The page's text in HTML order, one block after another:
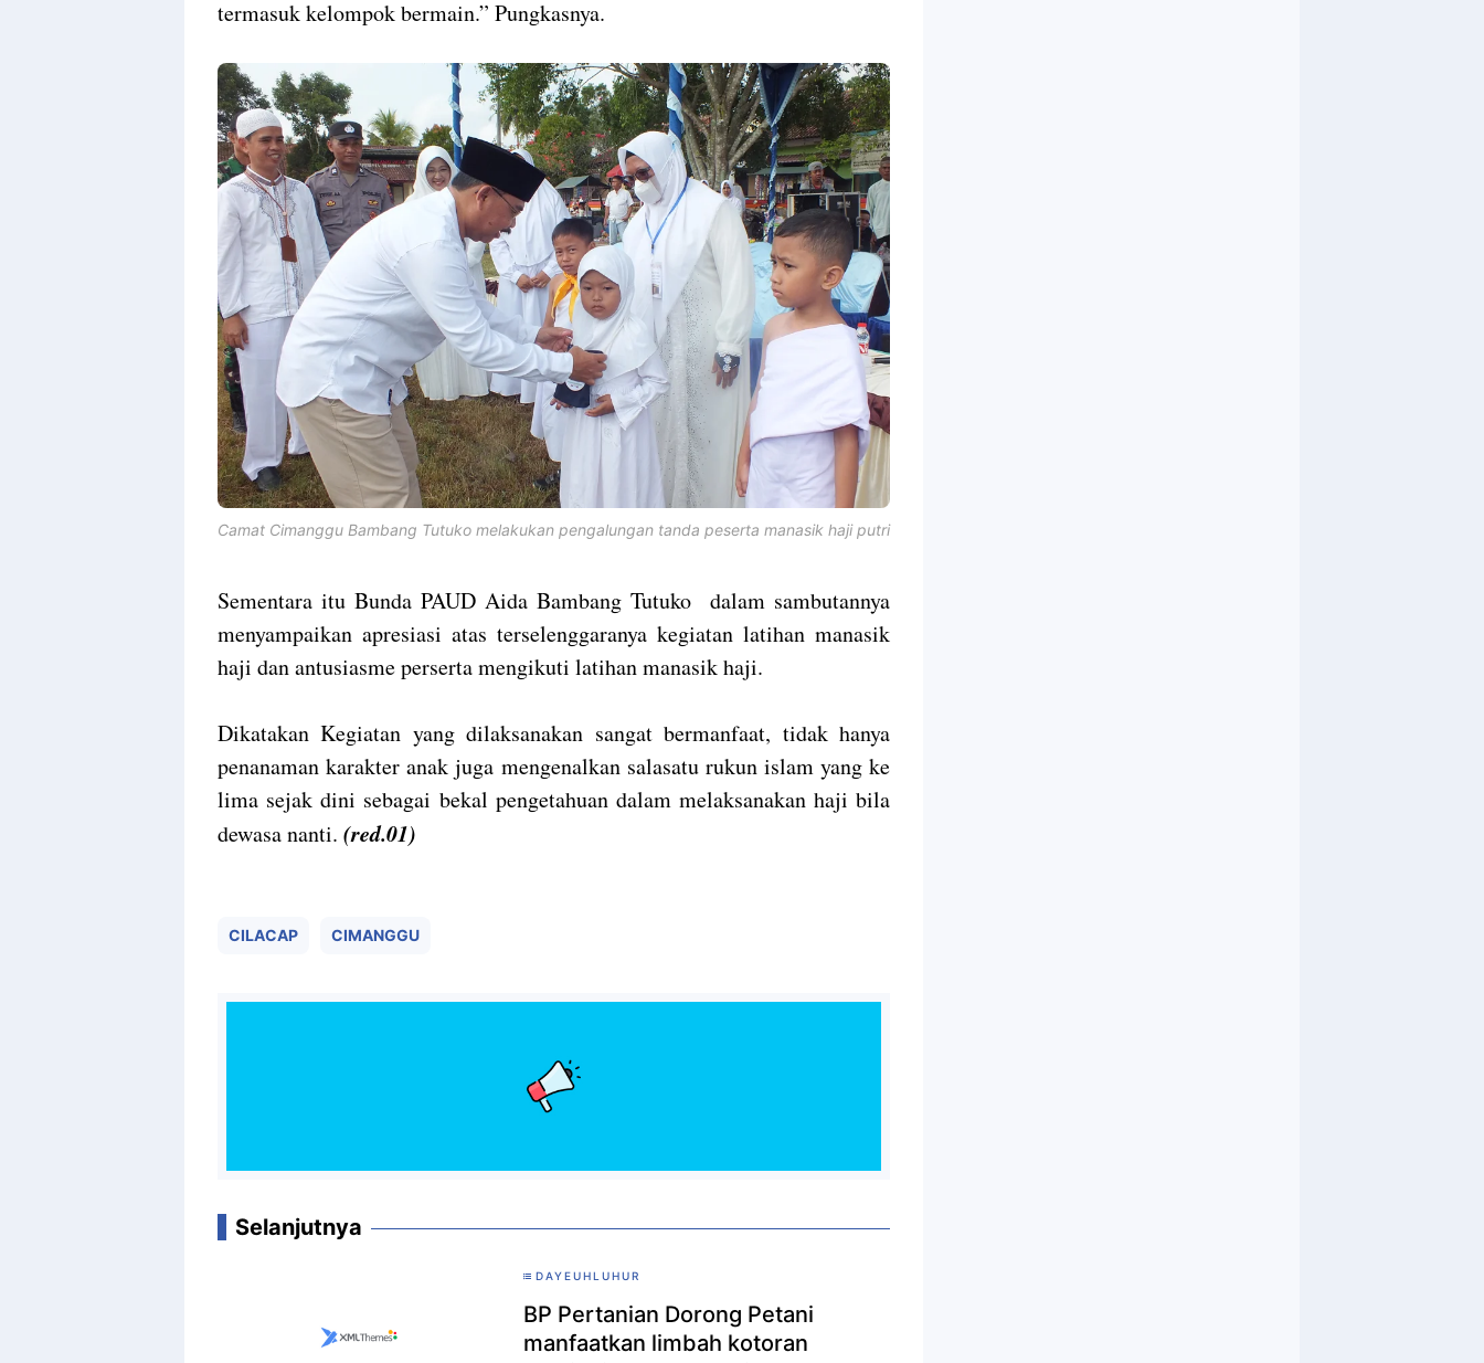
termasuk kelompok bermain.” Pungkasnya.
Camat Cimanggu Bambang Tutuko melakukan pengalungan tanda peserta manasik haji putri
Sementara itu Bunda PAUD Aida Bambang Tutuko dalam sambutannya
menyampaikan apresiasi atas terselenggaranya kegiatan latihan manasik
haji dan antusiasme perserta mengikuti latihan manasik haji.
Dikatakan Kegiatan yang dilaksanakan sangat bermanfaat, tidak hanya
penanaman karakter anak juga mengenalkan salasatu rukun islam yang ke
lima sejak dini sebagai bekal pengetahuan dalam melaksanakan haji bila
dewasa nanti. (red.01)
CILACAP CIMANGGU
Selanjutnya
DAYEUHLUHUR
BP Pertanian Dorong Petani
manfaatkan limbah kotoran